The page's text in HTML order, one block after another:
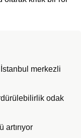
merkezli
odak
artırıyor